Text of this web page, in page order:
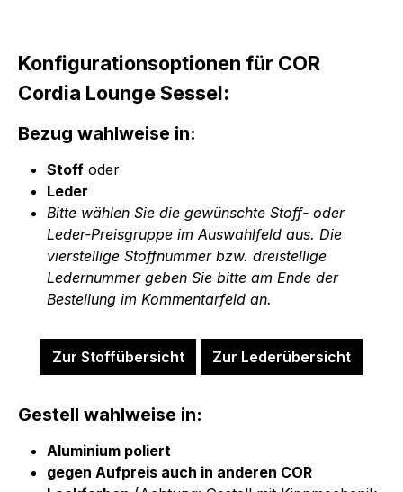
Konfigurationsoptionen für COR
Cordia Lounge Sessel:
Bezug wahlweise in:
Stoff oder
Leder
Bitte wählen Sie die gewünschte Stoff- oder
Leder-Preisgruppe im Auswahlfeld aus. Die
vierstellige Stoffnummer bzw. dreistellige
Ledernummer geben Sie bitte am Ende der
Bestellung im Kommentarfeld an.
Zur Stoffübersicht Zur Lederübersicht
Gestell wahlweise in:
Aluminium poliert
gegen Aufpreis auch in anderen COR